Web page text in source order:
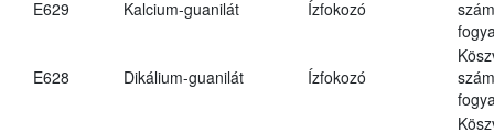
E629 Kalcium-guanilát Ízfokozó
E628 Dikálium-guanilát Ízfokozó